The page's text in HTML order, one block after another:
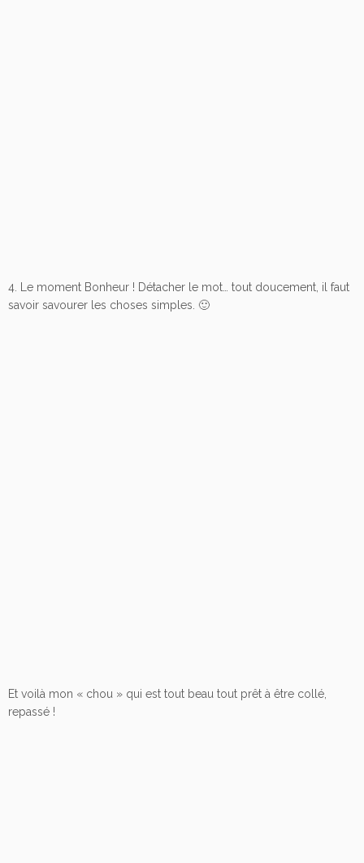
4. Le moment Bonheur ! Détacher le mot… tout doucement, il faut
savoir savourer les choses simples. 🙂
Et voilà mon « chou » qui est tout beau tout prêt à être collé,
repassé !